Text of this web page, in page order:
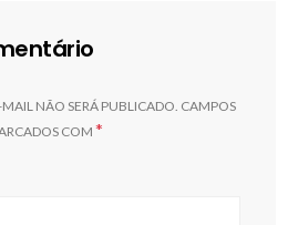
MAIL NÃO SERÁ PUBLICADO. CAMPOS
COM *